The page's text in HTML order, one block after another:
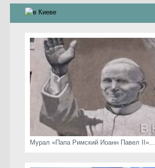
стрит-арт
коты Киева
скамейки
часы Киева
Мурал «Папа Римский Иоанн Павел II»...